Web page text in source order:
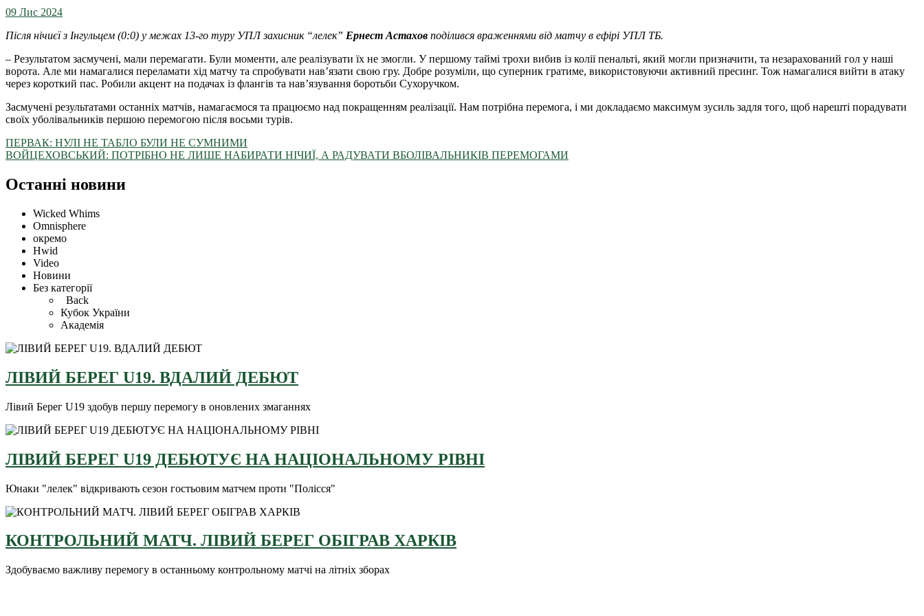
09 Лис 2024
Після нічиєї з Інгульцем (0:0) у межах 13-го туру УПЛ захисник “лелек” Ернест Астахов поділився враженнями від матчу в ефірі УПЛ ТБ.
– Результатом засмучені, мали перемагати. Були моменти, але реалізувати їх не змогли. У першому таймі трохи вибив із колії пенальті, який могли призначити, та незарахований гол у наші
ворота. Але ми намагалися переламати хід матчу та спробувати нав’язати свою гру. Добре розуміли, що суперник гратиме, використовуючи активний пресинг. Тож намагалися вийти в атаку
через короткий пас. Робили акцент на подачах із флангів та нав’язування боротьби Сухоручком.
Засмучені результатами останніх матчів, намагаємося та працюємо над покращенням реалізації. Нам потрібна перемога, і ми докладаємо максимум зусиль задля того, щоб нарешті порадувати
своїх уболівальників першою перемогою після восьми турів.
ПЕРВАК: НУЛІ НЕ ТАБЛО БУЛИ НЕ СУМНИМИ
ВОЙЦЕХОВСЬКИЙ: ПОТРІБНО НЕ ЛИШЕ НАБИРАТИ НІЧИЇ, А РАДУВАТИ ВБОЛІВАЛЬНИКІВ ПЕРЕМОГАМИ
Останні новини
Wicked Whims
Omnisphere
окремо
Hwid
Video
Новини
Без категорії
Back
Кубок України
Академія
ЛІВИЙ БЕРЕГ U19. ВДАЛИЙ ДЕБЮТ
Лівий Берег U19 здобув першу перемогу в оновлених змаганнях
ЛІВИЙ БЕРЕГ U19 ДЕБЮТУЄ НА НАЦІОНАЛЬНОМУ РІВНІ
Юнаки "лелек" відкривають сезон гостьовим матчем проти "Полісся"
КОНТРОЛЬНИЙ МАТЧ. ЛІВИЙ БЕРЕГ ОБІГРАВ ХАРКІВ
Здобуваємо важливу перемогу в останньому контрольному матчі на літніх зборах